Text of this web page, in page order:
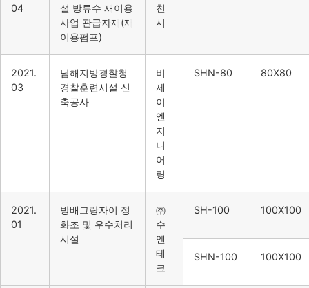
04
설 방류수 재이용
사업 관급자재(재
이용펌프)
천
시
2021.
03
남해지방경찰청
경찰훈련시설 신
축공사
비
제
이
엔
지
니
어
링
SHN-80 80X80
2021.
01
방배그랑자이 정
화조 및 우수처리
시설
㈜
수
엔
테
크
SH-100 100X100
SHN-100 100X100